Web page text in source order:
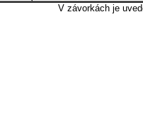
V závorkách je